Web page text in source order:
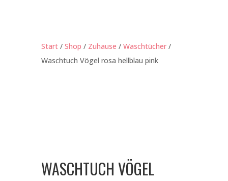
Start/ Shop / Zuhause / Waschtücher/
Waschtuch Vögel rosa hellblau pink
WASCHTUCH VÖGEL